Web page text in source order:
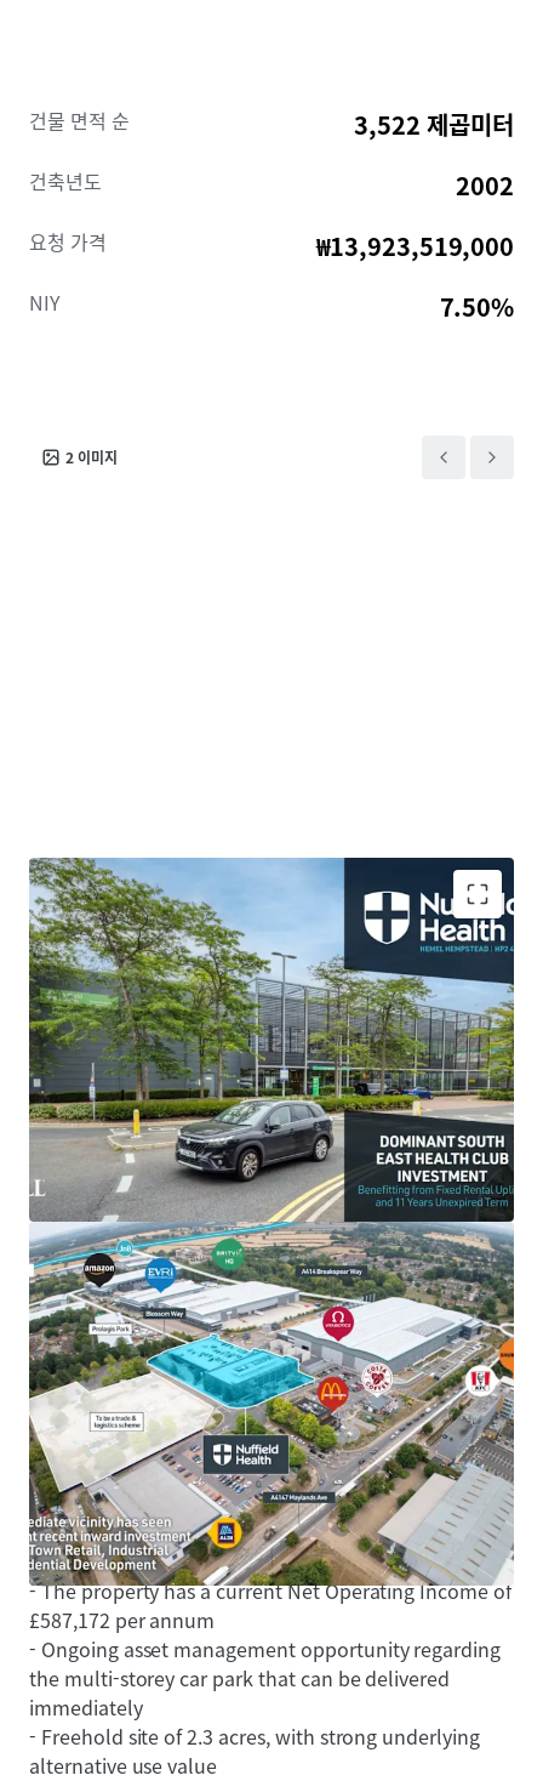
건물 면적 순 3,522 제곱미터
건축년도 2002
요청 가격 ₩13,923,519,000
NIY 7.50%
2이미지
- Purpose built 37,908 sq. ft health club, with no
premium fitness club competition in the immediate
area
- Situated in a prominent trading position on
Maylands Avenue within Hemel Hempstead
Industrial Estate, approximately 2 miles east of
Hemel Hempstead town centre
- Large catchment of 250,378 people within a 15-
minute drive time
- Leisure offering includes: large gym, swimming
pool, crèche and member’s café with 285 dedicated
car parking spaces
-Let to Nuffield Health, the UK’s largest healthcare
charity, with anunexpired term of 11 years
- Passing rent of £618,202 per annum, equating to
£16.31 per sq. ft
- Lease benefits from fixed rental uplifts, rising to
£716,665 in August 2026 and £830,811 in August 2031
- Thesite also includes a multi-storey car park
arranged across 3 floors, with a total of 442 spaces
- The property has a current Net Operating Income of
£587,172 per annum
- Ongoing asset management opportunity regarding
the multi-storey car park that can be delivered
immediately
- Freehold site of 2.3 acres, with strong underlying
alternative use value